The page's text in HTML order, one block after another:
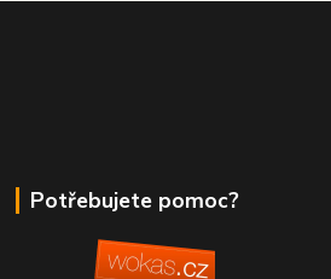
Potřebujete pomoc?